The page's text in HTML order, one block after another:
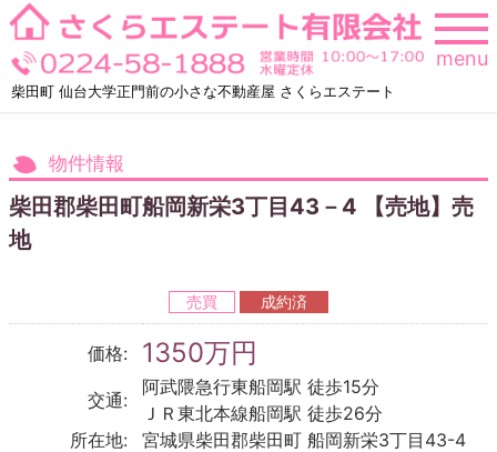
Skip
to
content
柴田町 仙台大学正門前の小さな不動産屋 さくらエステート
menu
物件情報
柴田郡柴田町船岡新栄3丁目43－4 【売地】売
地
売買 成約済
価格: 1350万円
交通:
阿武隈急行東船岡駅 徒歩15分
ＪＲ東北本線船岡駅 徒歩26分
所在地:
宮城県柴田郡柴田町 船岡新栄3丁目43-4